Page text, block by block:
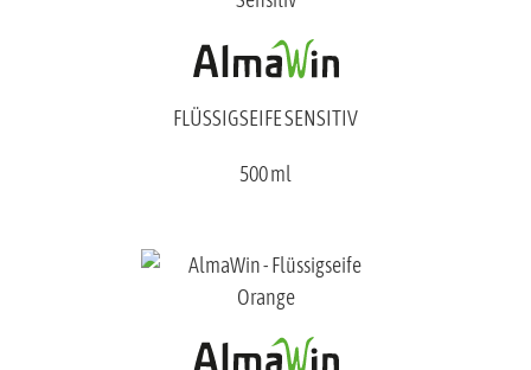
FLÜSSIGSEIFE SENSITIV
500 ml